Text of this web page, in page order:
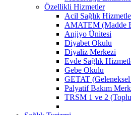
Özellikli Hizmetler
Acil Sağlık
AMATEM (Madde
Anjiyo Ünitesi
Diyabet Okulu
Diyaliz Merkezi
Evde Sağlık
Gebe Okulu
GETAT (Geleneksel
Palyatif Bakım
TRSM 1 ve 2